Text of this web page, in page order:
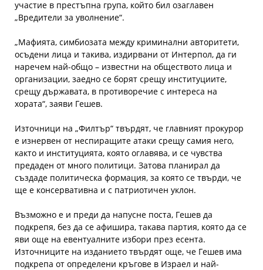
участие в престъпна група, който бил озаглавен
„Вредители за уволнение“.
„Мафията, симбиозата между криминални авторитети,
осъдени лица и такива, издирвани от Интерпол, да ги
наречем най-общо – известни на обществото лица и
организации, заедно се борят срещу институциите,
срещу държавата, в противоречие с интереса на
хората“, заяви Гешев.
Източници на „Филтър“ твърдят, че главният прокурор
е изнервен от неспиращите атаки срещу самия него,
както и институцията, която оглавява, и се чувства
предаден от много политици. Затова планирал да
създаде политическа формация, за която се твърди, че
ще е консервативна и с патриотичен уклон.
Възможно е и преди да напусне поста, Гешев да
подкрепя, без да се афишира, такава партия, която да се
яви още на евентуалните избори през есента.
Източниците на изданието твърдят още, че Гешев има
подкрепа от определени кръгове в Израел и най-